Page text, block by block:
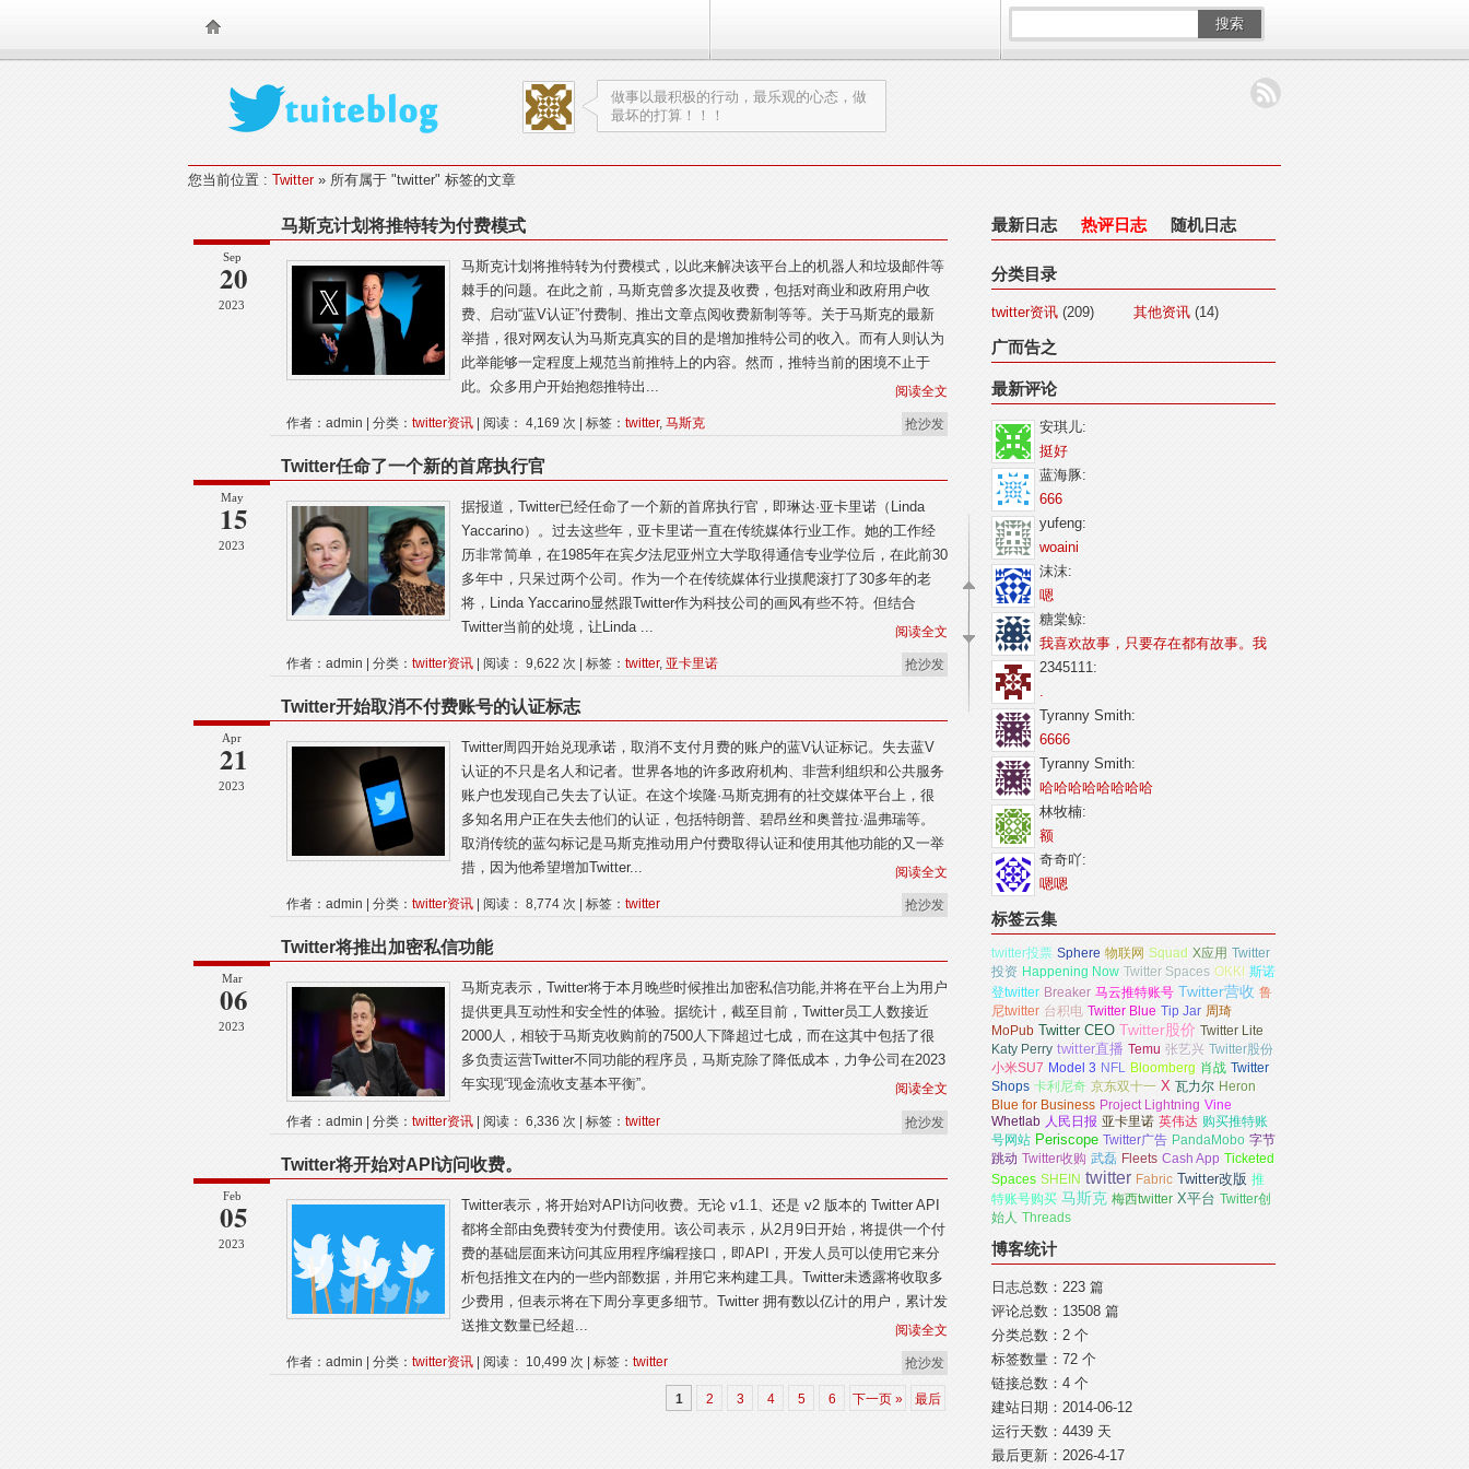
搜索
做事以最积极的行动，最乐观的心态，做
最坏的打算！！！
您当前位置 : Twitter» 所有属于 "twitter" 标签的文章
Sep
20
2023
马斯克计划将推特转为付费模式
马斯克计划将推特转为付费模式，以此来解决该平台上的机器人和垃圾邮件等
棘手的问题。在此之前，马斯克曾多次提及收费，包括对商业和政府用户收
费、启动“蓝V认证”付费制、推出文章点阅收费新制等等。关于马斯克的最新
举措，很对网友认为马斯克真实的目的是增加推特公司的收入。而有人则认为
此举能够一定程度上规范当前推特上的内容。然而，推特当前的困境不止于
此。众多用户开始抱怨推特出...
阅读全文
作者：admin | 分类： twitter资讯 | 阅读： 4,169 次 | 标签： twitter, 马斯克 抢沙发
May
15
2023
Twitter任命了一个新的首席执行官
据报道，Twitter已经任命了一个新的首席执行官，即琳达·亚卡里诺（Linda
Yaccarino）。过去这些年，亚卡里诺一直在传统媒体行业工作。她的工作经
历非常简单，在1985年在宾夕法尼亚州立大学取得通信专业学位后，在此前30
多年中，只呆过两个公司。作为一个在传统媒体行业摸爬滚打了30多年的老
将，Linda Yaccarino显然跟Twitter作为科技公司的画风有些不符。但结合
Twitter当前的处境，让Linda ...
阅读全文
作者：admin | 分类： twitter资讯 | 阅读： 9,622 次 | 标签： twitter, 亚卡里诺 抢沙发
Apr
21
2023
Twitter开始取消不付费账号的认证标志
Twitter周四开始兑现承诺，取消不支付月费的账户的蓝V认证标记。失去蓝V
认证的不只是名人和记者。世界各地的许多政府机构、非营利组织和公共服务
账户也发现自己失去了认证。在这个埃隆·马斯克拥有的社交媒体平台上，很
多知名用户正在失去他们的认证，包括特朗普、碧昂丝和奥普拉·温弗瑞等。
取消传统的蓝勾标记是马斯克推动用户付费取得认证和使用其他功能的又一举
措，因为他希望增加Twitter...
阅读全文
作者：admin | 分类： twitter资讯 | 阅读： 8,774 次 | 标签： twitter 抢沙发
Mar
06
2023
Twitter将推出加密私信功能
马斯克表示，Twitter将于本月晚些时候推出加密私信功能,并将在平台上为用户
提供更具互动性和安全性的体验。据统计，截至目前，Twitter员工人数接近
2000人，相较于马斯克收购前的7500人下降超过七成，而在这其中包括了很
多负责运营Twitter不同功能的程序员，马斯克除了降低成本，力争公司在2023
年实现“现金流收支基本平衡”。
阅读全文
作者：admin | 分类： twitter资讯 | 阅读： 6,336 次 | 标签： twitter 抢沙发
Feb
05
2023
Twitter将开始对API访问收费。
Twitter表示，将开始对API访问收费。无论 v1.1、还是 v2 版本的 Twitter API
都将全部由免费转变为付费使用。该公司表示，从2月9日开始，将提供一个付
费的基础层面来访问其应用程序编程接口，即API，开发人员可以使用它来分
析包括推文在内的一些内部数据，并用它来构建工具。Twitter未透露将收取多
少费用，但表示将在下周分享更多细节。Twitter 拥有数以亿计的用户，累计发
送推文数量已经超...
阅读全文
作者：admin | 分类： twitter资讯 | 阅读： 10,499 次 | 标签： twitter 抢沙发
1 2 3 4 5 6 下一页 » 最后
最新日志 热评日志 随机日志
分类目录
twitter资讯 (209) 其他资讯 (14)
广而告之
最新评论
安琪儿:
挺好
蓝海豚:
666
yufeng:
woaini
沫沫:
嗯
糖棠鲸:
我喜欢故事，只要存在都有故事。我
2345111:
.
Tyranny Smith:
6666
Tyranny Smith:
哈哈哈哈哈哈哈哈
林牧楠:
额
奇奇吖:
嗯嗯
标签云集
twitter投票 Sphere 物联网 Squad X应用 Twitter
投资 Happening Now Twitter Spaces OKKI 斯诺
登twitter Breaker 马云推特账号 Twitter营收 鲁
尼twitter 台积电 Twitter Blue Tip Jar 周琦
MoPub Twitter CEO Twitter股价 Twitter Lite
Katy Perry twitter直播 Temu 张艺兴 Twitter股份
小米SU7 Model 3 NFL Bloomberg 肖战 Twitter
Shops 卡利尼奇 京东双十一 X 瓦力尔 Heron
Blue for Business Project Lightning Vine
Whetlab 人民日报 亚卡里诺 英伟达 购买推特账
号网站 Periscope Twitter广告 PandaMobo 字节
跳动 Twitter收购 武磊 Fleets Cash App Ticketed
Spaces SHEIN twitter Fabric Twitter改版 推
特账号购买 马斯克 梅西twitter X平台 Twitter创
始人 Threads
博客统计
日志总数：223 篇
评论总数：13508 篇
分类总数：2 个
标签数量：72 个
链接总数：4 个
建站日期：2014-06-12
运行天数：4439 天
最后更新：2026-4-17